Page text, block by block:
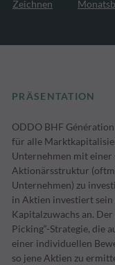
Zeichnen
PRÄSENTATION
ODDO BHF
für alle
Unternehmen mit
Aktionärsstruktur
Unternehmen) zu
in Aktien investiert
Kapitalzuwachs an.
Picking“-Strategie, die
einer individuellen
so jene Aktien zu